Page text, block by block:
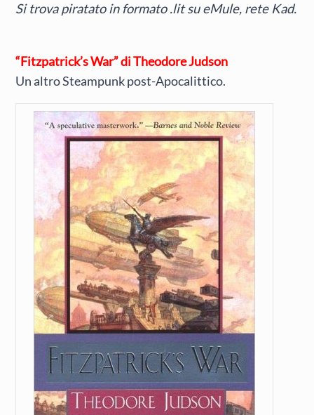
Si trova piratato in formato .lit su eMule, rete Kad.
“Fitzpatrick’s War” di Theodore Judson
Un altro Steampunk post-Apocalittico.